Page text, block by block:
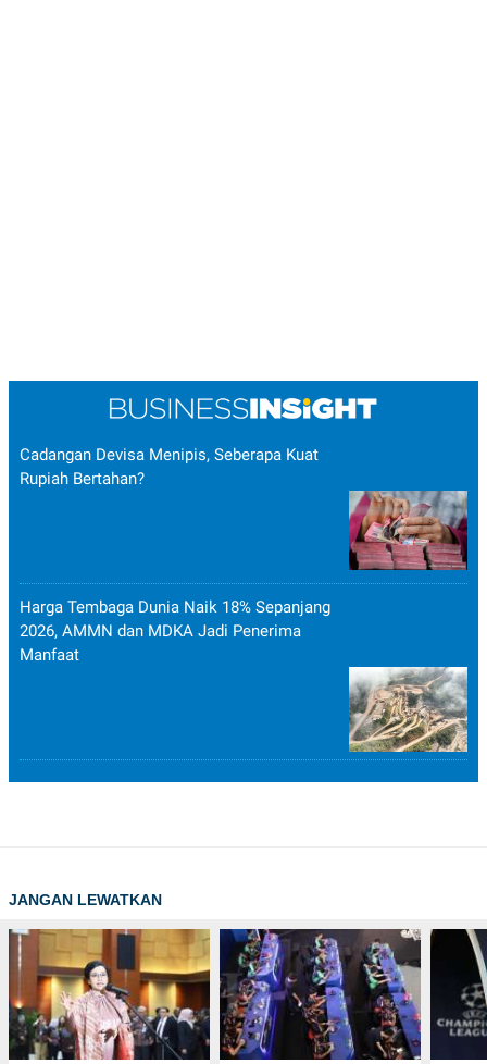
Cadangan Devisa Menipis, Seberapa Kuat
Rupiah Bertahan?
Harga Tembaga Dunia Naik 18% Sepanjang
2026, AMMN dan MDKA Jadi Penerima
Manfaat
JANGAN LEWATKAN